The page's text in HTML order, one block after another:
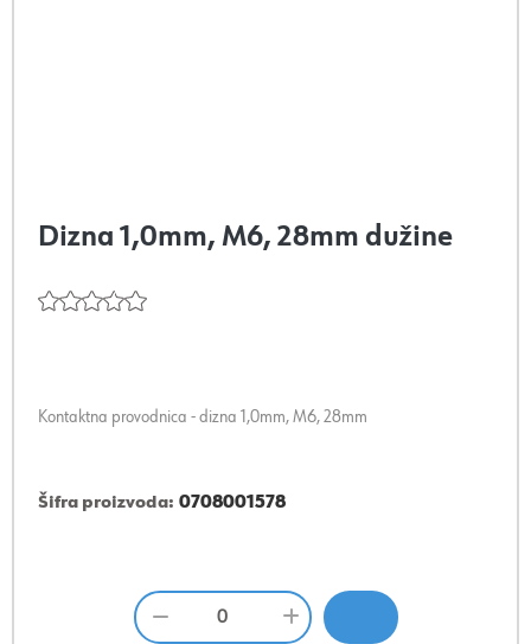
Dizna 1,0mm, M6, 28mm dužine
Kontaktna provodnica - dizna 1,0mm, M6, 28mm
Šifra proizvoda: 0708001578